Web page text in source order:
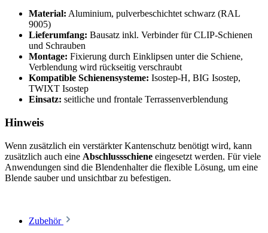
Material: Aluminium, pulverbeschichtet schwarz (RAL
9005)
Lieferumfang: Bausatz inkl. Verbinder für CLIP-Schienen
und Schrauben
Montage: Fixierung durch Einklipsen unter die Schiene,
Verblendung wird rückseitig verschraubt
Kompatible Schienensysteme: Isostep-H, BIG Isostep,
TWIXT Isostep
Einsatz: seitliche und frontale Terrassenverblendung
Hinweis
Wenn zusätzlich ein verstärkter Kantenschutz benötigt wird, kann
zusätzlich auch eine Abschlussschiene eingesetzt werden. Für viele
Anwendungen sind die Blendenhalter die flexible Lösung, um eine
Blende sauber und unsichtbar zu befestigen.
Zubehör